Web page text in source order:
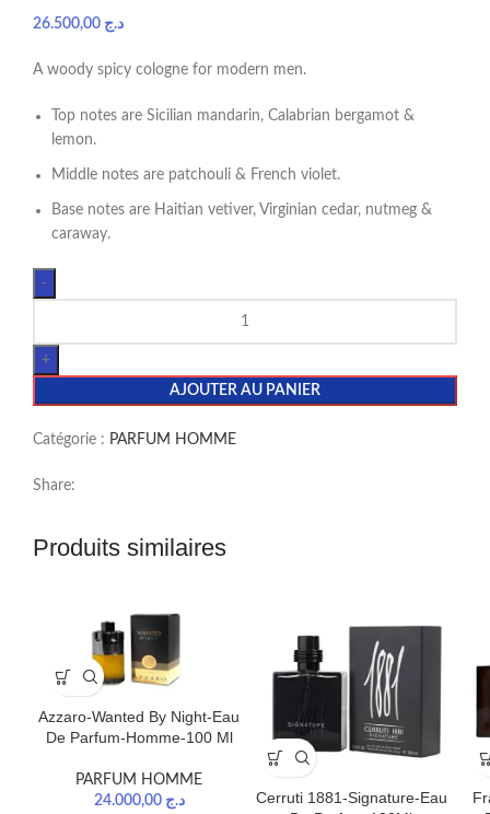
د.ج
A woody spicy cologne for modern men.
Top notes are Sicilian mandarin, Calabrian bergamot &
lemon.
Middle notes are patchouli & French violet.
Base notes are Haitian vetiver, Virginian cedar, nutmeg &
caraway.
AJOUTER AU PANIER
Catégorie : PARFUM HOMME
Share:
Produits similaires
Azzaro-Wanted By Night-Eau
De Parfum-Homme-100 Ml
PARFUM HOMME
د.ج 24.000,00
Cerruti 1881-Signature-Eau